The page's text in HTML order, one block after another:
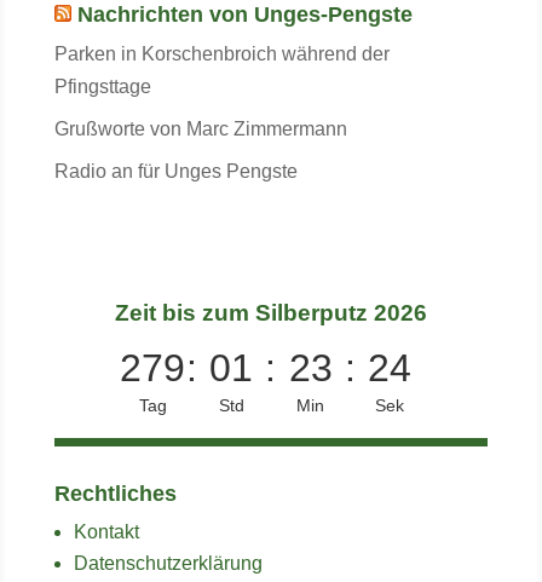
Nachrichten von Unges-Pengste
Parken in Korschenbroich während der
Pfingsttage
Grußworte von Marc Zimmermann
Radio an für Unges Pengste
Zeit bis zum Silberputz 2026
279
Tag
: 01
Std
: 23
Min
: 23
Sek
Rechtliches
Kontakt
Datenschutzerklärung